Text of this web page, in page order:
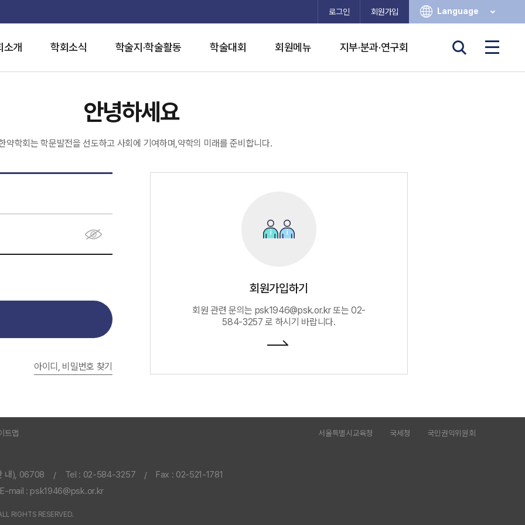
로그인 회원가입 Language
소개 학회소식 학술지·학술활동 학술대회 회원메뉴 지부·분과·연구회
안녕하세요
약학회는 학문발전을 선도하고 사회에 기여하며,약학의 미래를 준비합니다.
아이디, 비밀번호 찾기
회원가입하기
회원 관련 문의는 psk1946@psk.or.kr 또는 02-
584-3257 로 하시기 바랍니다.
트맵 서울특별시교육청 국세청 국민권익위원회
내), 06708 / Tel : 02-584-3257 /
Fax : 02-521-1781
E-mail : psk1946@psk.or.kr
RIGHTS RESERVED.